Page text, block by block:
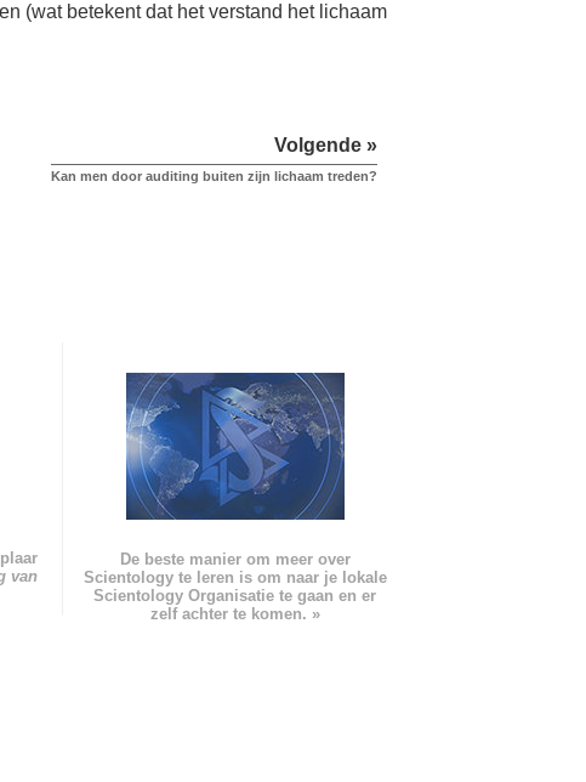
(wat betekent dat het verstand het lichaam
Volgende »
Kan men door auditing buiten zijn lichaam treden?
van
De beste manier om meer over
Scientology te leren is om naar je lokale
Scientology Organisatie te gaan en er
zelf achter te komen. »